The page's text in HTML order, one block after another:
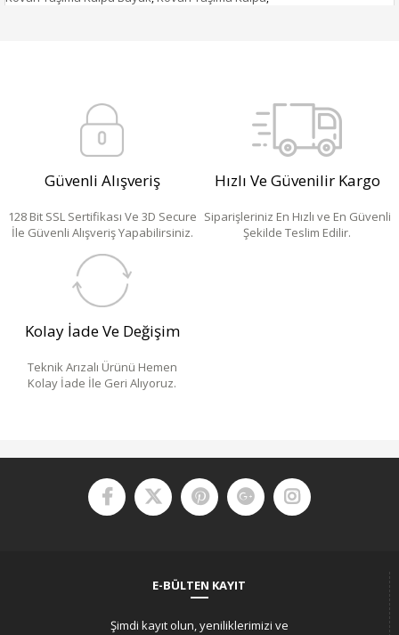
Güvenli Alışveriş
128 Bit SSL Sertifikası Ve 3D Secure
İle Güvenli Alışveriş Yapabilirsiniz.
Hızlı Ve Güvenilir Kargo
Siparişleriniz En Hızlı ve En Güvenli
Şekilde Teslim Edilir.
Kolay İade Ve Değişim
Teknik Arızalı Ürünü Hemen
Kolay İade İle Geri Alıyoruz.
E-BÜLTEN KAYIT
Şimdi kayıt olun, yeniliklerimizi ve